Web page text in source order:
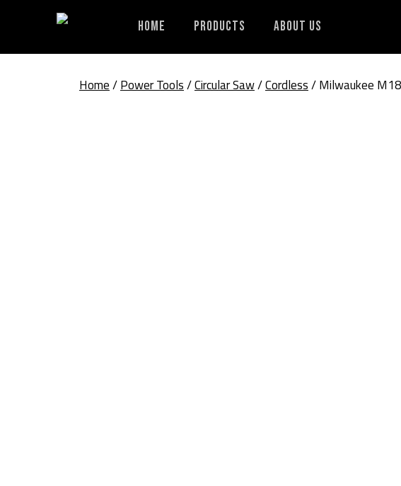
Home Products About Us
Home/Power Tools/Circular Saw/Cordless/ Milwaukee